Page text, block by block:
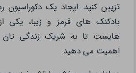
تزیین کنید. ایجاد یک دکوراسیون
بادکنک های قرمز و زیبا، یکی
هایست تا به شریک زندگی تان
اهمیت می دهید.